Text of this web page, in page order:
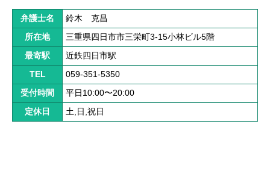
弁護士名 鈴木 克昌
所在地 三重県四日市市三栄町3-15小林ビル5階
最寄駅 近鉄四日市駅
TEL 059-351-5350
受付時間 平日10:00〜20:00
定休日 土,日,祝日
加害者側について知る
被害に関する用語を知る
解決までの流れ ▼
ケガの治療
症状固定